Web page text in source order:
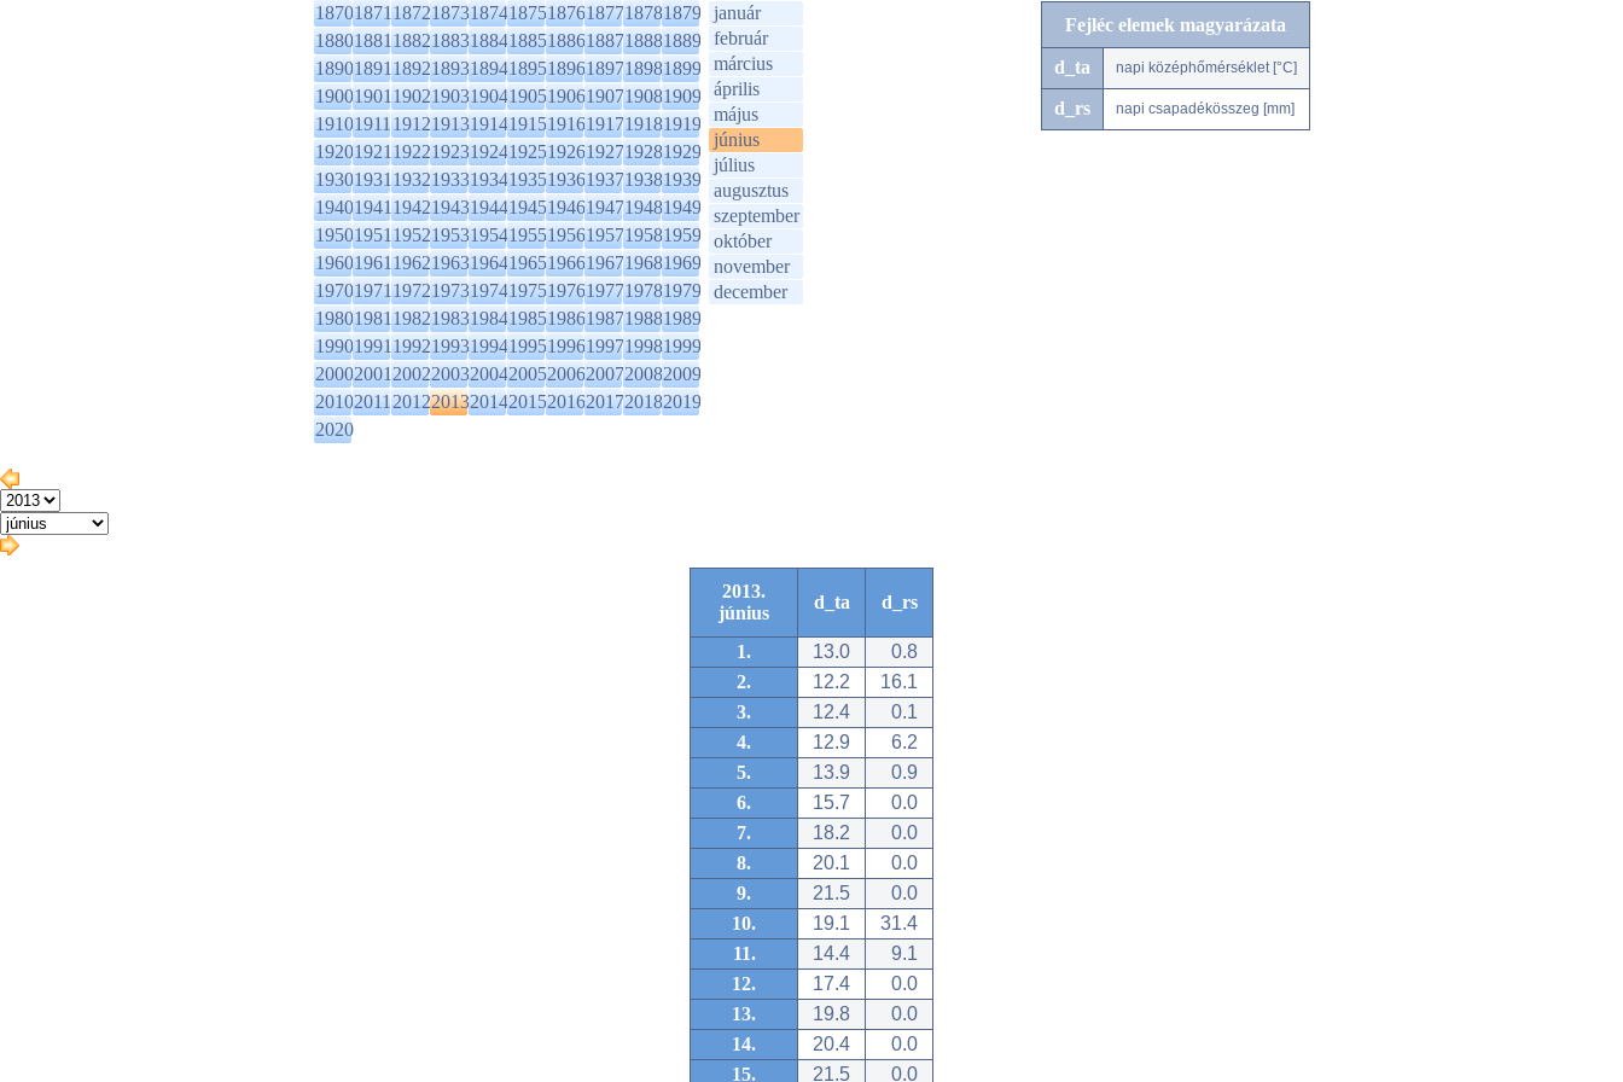
1870187118721873187418751876187718781879
1880188118821883188418851886188718881889
1890189118921893189418951896189718981899
1900190119021903190419051906190719081909
1910191119121913191419151916191719181919
1920192119221923192419251926192719281929
1930193119321933193419351936193719381939
1940194119421943194419451946194719481949
1950195119521953195419551956195719581959
1960196119621963196419651966196719681969
1970197119721973197419751976197719781979
1980198119821983198419851986198719881989
1990199119921993199419951996199719981999
2000200120022003200420052006200720082009
2010201120122013201420152016201720182019
2020
január
február
március
április
május
június
július
augusztus
szeptember
október
november
december
Fejléc elemek magyarázata
d_ta napi középhőmérséklet [°C]
d_rs napi csapadékösszeg [mm]
2013.
június
d_ta d_rs
1. 13.0
0.8
2.
12.2
16.1
3.
12.4
0.1
4.
12.9
6.2
5.
13.9
0.9
6.
15.7
0.0
7.
18.2
0.0
8.
20.1
0.0
9.
21.5
0.0
10.
19.1
31.4
11.
14.4
9.1
12.
17.4
0.0
13.
19.8
0.0
14.
20.4
0.0
15.
21.5 0.0